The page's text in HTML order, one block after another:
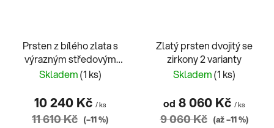
Prsten z bílého zlata s
výrazným středovým
kamenem
Skladem(1 ks)
10 240 Kč / ks
11 610 Kč (–11 %)
Zlatý prsten dvojitý se
zirkony 2 varianty
Skladem(1 ks)
od 8 060 Kč / ks
9 060 Kč (až –11 %)